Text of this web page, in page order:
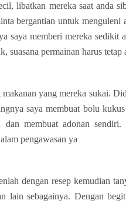
libatkan mereka saat anda
bergantian untuk
saya memberi mereka
suasana permainan harus
yang mereka sukai.
saya membuat bolu
membuat adonan sendiri.
pengawasan ya
dengan resep kemudian
lain sebagainya. Dengan